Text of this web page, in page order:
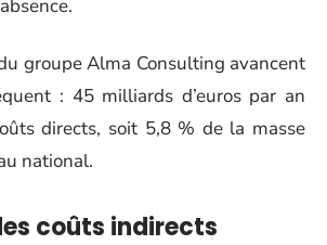
groupe Alma Consulting avancent
: 45 milliards d’euros par an
directs, soit 5,8 % de la masse
national.
coûts indirects